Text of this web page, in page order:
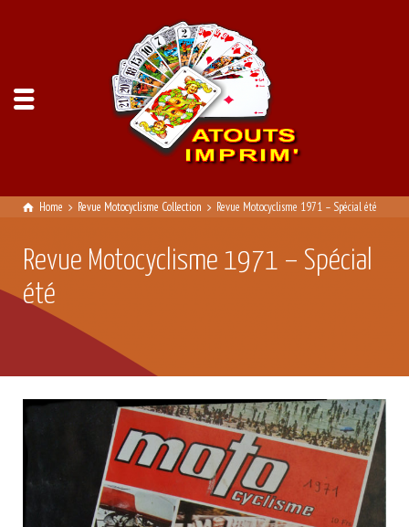
Home Revue Motocyclisme Collection Revue Motocyclisme 1971 – Spécial été
Revue Motocyclisme 1971 – Spécial
été